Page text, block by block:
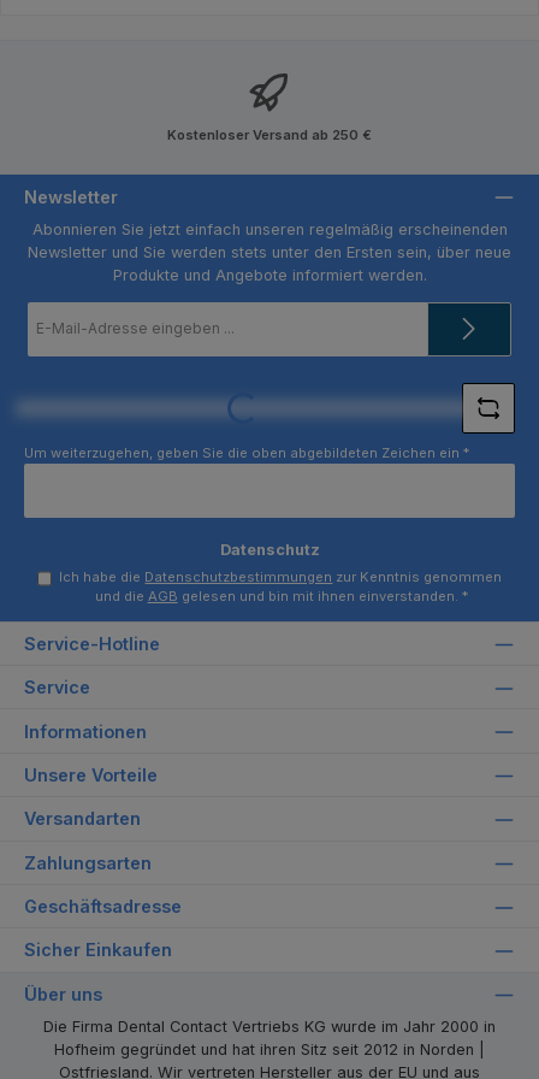
Kostenloser Versand ab 250 €
Newsletter
Abonnieren Sie jetzt einfach unseren regelmäßig erscheinenden
Newsletter und Sie werden stets unter den Ersten sein, über neue
Produkte und Angebote informiert werden.
Mail-
Loading...
Um weiterzugehen, geben Sie die oben abgebildeten Zeichen ein *
Datenschutz
Ich habe die Datenschutzbestimmungen zur Kenntnis genommen
und die AGB gelesen und bin mit ihnen einverstanden. *
Service-Hotline
Service
Informationen
Unsere Vorteile
Versandarten
Zahlungsarten
Geschäftsadresse
Sicher Einkaufen
Über uns
Die Firma Dental Contact Vertriebs KG wurde im Jahr 2000 in
Hofheim gegründet und hat ihren Sitz seit 2012 in Norden |
Ostfriesland. Wir vertreten Hersteller aus der EU und aus